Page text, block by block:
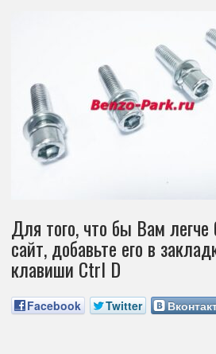
Для того, что бы Вам
сайт, добавьте его в
клавиши Ctrl D
Facebook Twitter